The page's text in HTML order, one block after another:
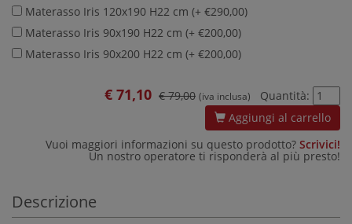
Materasso Iris 120x190 H22 cm (+ €290,00)
Materasso Iris 90x190 H22 cm (+ €200,00)
Materasso Iris 90x200 H22 cm (+ €200,00)
€ 71,10 € 79,00 (iva inclusa)
Quantità:
Aggiungi al carrello
Vuoi maggiori informazioni su questo prodotto? Scrivici!
Un nostro operatore ti risponderà al più presto!
Descrizione